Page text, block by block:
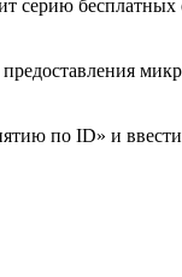
серию
по ID» и